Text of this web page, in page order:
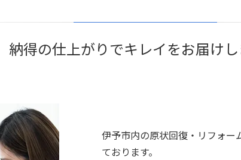
納得の仕上がりでキレイをお届けし
伊予市内の原状回復・リフォー
ております。